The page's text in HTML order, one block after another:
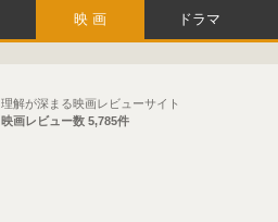
映画 ドラマ
理解が深まる映画レビューサイト
映画レビュー数 5,785件